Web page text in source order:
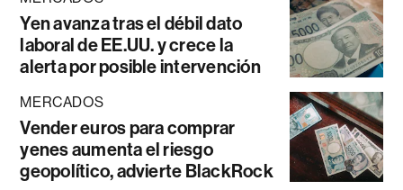
Yen avanza tras el débil dato
laboral de EE.UU. y crece la
alerta por posible intervención
MERCADOS
Vender euros para comprar
yenes aumenta el riesgo
geopolítico, advierte BlackRock